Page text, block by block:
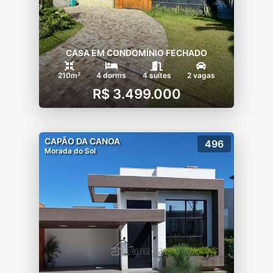
CASA EM CONDOMÍNIO FECHADO
210m² 4 dorms 4 suítes 2 vagas
R$ 3.499.000
CAPÃO DA CANOA
Morada do Sol
496